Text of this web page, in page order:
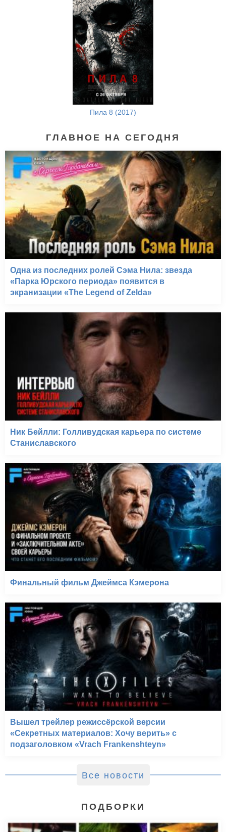
Пила 8 (2017)
ГЛАВНОЕ НА СЕГОДНЯ
Одна из последних ролей Сэма Нила: звезда
«Парка Юрского периода» появится в
экранизации «The Legend of Zelda»
Ник Бейлли: Голливудская карьера по системе
Станиславского
Финальный фильм Джеймса Кэмерона
Вышел трейлер режиссёрской версии
«Секретных материалов: Хочу верить» с
подзаголовком «Vrach Frankenshteyn»
Все новости
ПОДБОРКИ